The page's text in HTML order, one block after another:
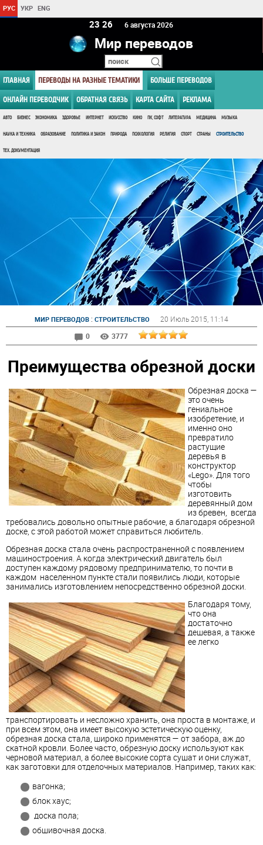
РУС УКР ENG
23 26 6 августа 2026
Мир переводов
ГЛАВНАЯ ПЕРЕВОДЫ НА РАЗНЫЕ ТЕМАТИКИ БОЛЬШЕ ПЕРЕВОДОВ
ОНЛАЙН ПЕРЕВОДЧИК ОБРАТНАЯ СВЯЗЬ КАРТА САЙТА РЕКЛАМА
АВТО БИЗНЕС ЭКОНОМИКА ЗДОРОВЬЕ ИНТЕРНЕТ ИСКУССТВО КИНО ПК, СОФТ ЛИТЕРАТУРА МЕДИЦИНА МУЗЫКА
НАУКА И ТЕХНИКА ОБРАЗОВАНИЕ ПОЛИТИКА И ЗАКОН ПРИРОДА ПСИХОЛОГИЯ РЕЛИГИЯ СПОРТ СТРАНЫ СТРОИТЕЛЬСТВО
ТЕХ. ДОКУМЕНТАЦИЯ
МИР ПЕРЕВОДОВ : СТРОИТЕЛЬСТВО 20 Июль 2015 , 11:14
0
3777
Преимущества обрезной доски
Обрезная доска —
это очень
гениальное
изобретение, и
именно оно
превратило
растущие
деревья в
конструктор
«Lego». Для того
чтобы
изготовить
деревянный дом
из бревен, всегда
требовались довольно опытные рабочие, а благодаря обрезной
доске, с этой работой может справиться любитель.
Обрезная доска стала очень распространенной с появлением
машиностроения. А когда электрический двигатель был
доступен каждому рядовому предпринимателю, то почти в
каждом населенном пункте стали появились люди, которые
занимались изготовлением непосредственно обрезной доски.
Благодаря тому,
что она
достаточно
дешевая, а также
ее легко
транспортировать и несложно хранить, она проста в монтаже, и
при всем этом, она имеет высокую эстетическую оценку,
обрезная доска стала, широко применятся — от забора, аж до
скатной кровли. Более часто, обрезную доску используют как
черновой материал, а более высокие сорта сушат и они служат,
как заготовки для отделочных материалов. Например, таких как:
вагонка;
блок хаус;
доска пола;
обшивочная доска.